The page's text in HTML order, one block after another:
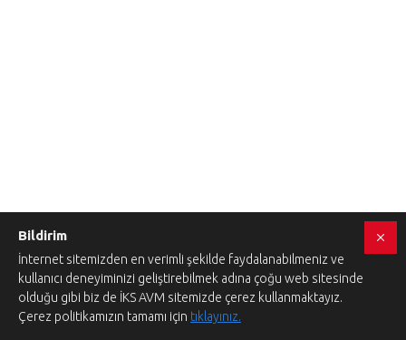
Bildirim
İnternet sitemizden en verimli şekilde faydalanabilmeniz ve
kullanıcı deneyiminizi geliştirebilmek adına çoğu web sitesinde
olduğu gibi biz de İKS AVM sitemizde çerez kullanmaktayız.
Çerez politikamızın tamamı için tıklayınız.